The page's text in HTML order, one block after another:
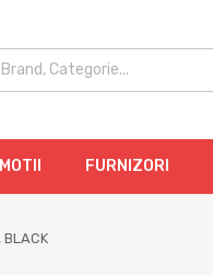
FURNIZORI
BLACK